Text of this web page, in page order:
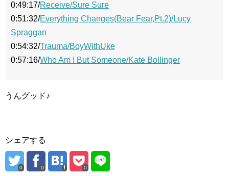
0:49:17/Receive/Sure Sure
0:51:32/Everything Changes(Bear Fear,Pt.2)/Lucy
Spraggan
0:54:32/Trauma/BoyWithUke
0:57:16/Who Am I But Someone/Kate Bollinger
うんグッド♪
シェアする
0 0 0